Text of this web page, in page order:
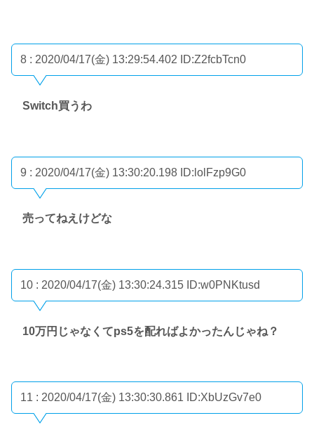
8 : 2020/04/17(金) 13:29:54.402 ID:Z2fcbTcn0
Switch買うわ
9 : 2020/04/17(金) 13:30:20.198 ID:lolFzp9G0
売ってねえけどな
10 : 2020/04/17(金) 13:30:24.315 ID:w0PNKtusd
10万円じゃなくてps5を配ればよかったんじゃね？
11 : 2020/04/17(金) 13:30:30.861 ID:XbUzGv7e0